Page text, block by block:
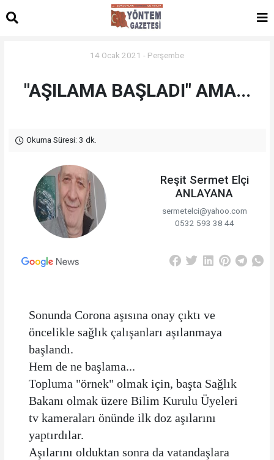
14 Ocak 2021 - Perşembe
"AŞILAMA BAŞLADI" AMA...
Okuma Süresi: 3 dk.
Reşit Sermet Elçi
ANLAYANA
sermetelci@yahoo.com
0532 593 38 44
Sonunda Corona aşısına onay çıktı ve
öncelikle sağlık çalışanları aşılanmaya
başlandı.
Hem de ne başlama...
Topluma "örnek" olmak için, başta Sağlık
Bakanı olmak üzere Bilim Kurulu Üyeleri
tv kameraları önünde ilk doz aşılarını
yaptırdılar.
Aşılarını olduktan sonra da vatandaşlara